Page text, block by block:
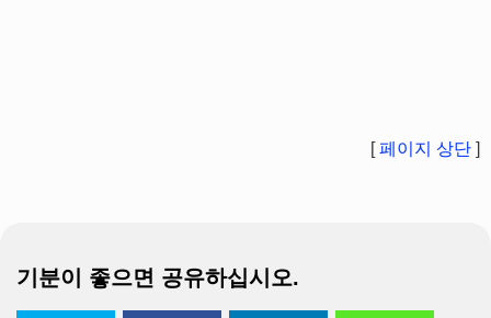
[페이지 상단 ]
기분이 좋으면 공유하십시오.